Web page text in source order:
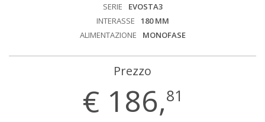
SERIE
EVOSTA3
INTERASSE
180 MM
ALIMENTAZIONE
MONOFASE
Prezzo
€ 186,81